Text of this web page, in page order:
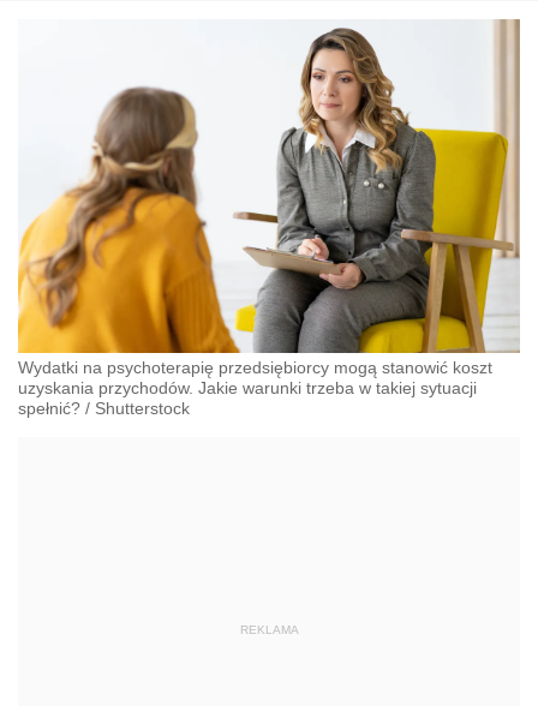
Wydatki na psychoterapię przedsiębiorcy mogą stanowić koszt
uzyskania przychodów. Jakie warunki trzeba w takiej sytuacji
spełnić? / Shutterstock